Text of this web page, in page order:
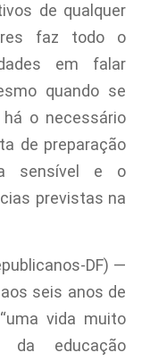
de qualquer
faz todo o
em falar
quando se
o necessário
de preparação
sensível e o
previstas na
DF) —
seis anos de
vida muito
da educação